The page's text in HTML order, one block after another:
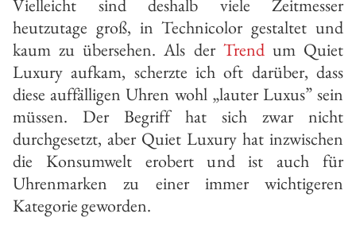
Vielleicht sind deshalb viele Zeitmesser
heutzutage groß, in Technicolor gestaltet und
kaum zu übersehen. Als der Trendum Quiet
Luxury aufkam, scherzte ich oft darüber, dass
diese auffälligen Uhren wohl „lauter Luxus” sein
müssen. Der Begriff hat sich zwar nicht
durchgesetzt, aber Quiet Luxury hat inzwischen
die Konsumwelt erobert und ist auch für
Uhrenmarken zu einer immer wichtigeren
Kategorie geworden.